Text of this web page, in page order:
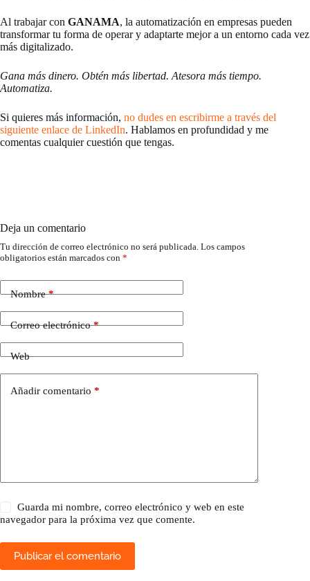
Al trabajar con GANAMA, la automatización en empresas pueden
transformar tu forma de operar y adaptarte mejor a un entorno cada vez
más digitalizado.
Gana más dinero. Obtén más libertad. Atesora más tiempo.
Automatiza.
Si quieres más información, no dudes en escribirme a través del
siguiente enlace de LinkedIn. Hablamos en profundidad y me
comentas cualquier cuestión que tengas.
Deja un comentario
Tu dirección de correo electrónico no será publicada. Los campos
obligatorios están marcados con *
Nombre*
Correo electrónico*
Web
Añadir comentario *
Guarda mi nombre, correo electrónico y web en este
navegador para la próxima vez que comente.
Publicar el comentario